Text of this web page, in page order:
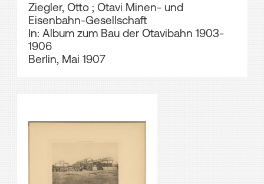
Ziegler, Otto; Otavi Minen- und
Eisenbahn-Gesellschaft
In: Album zum Bau der Otavibahn 1903-
1906
Berlin, Mai 1907